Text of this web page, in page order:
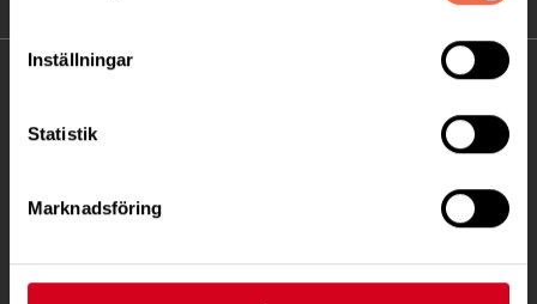
Inställningar
Statistik
Marknadsföring
Besöksadress:
Telefon:031-711 38 04
Postadress: